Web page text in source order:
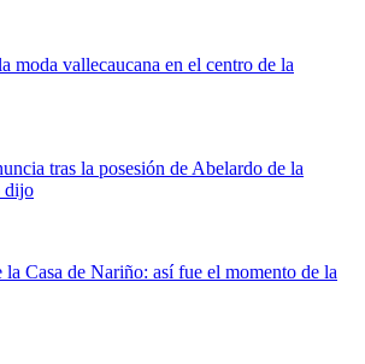
moda vallecaucana en el centro de la
tras la posesión de Abelardo de la
dijo
la Casa de Nariño: así fue el momento de la